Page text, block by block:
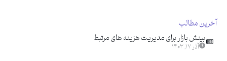
آخرین مطالب
بینش بازار برای مدیریت هزینه های مرتبط
آذر ۱۷, ۱۴۰۳